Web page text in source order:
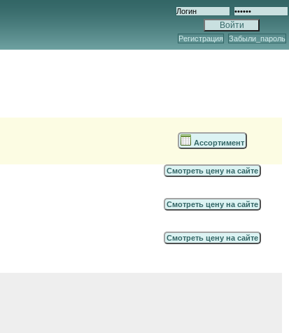
Регистрация Забыли_пароль
Ассортимент
Смотреть цену на сайте
Смотреть цену на сайте
Смотреть цену на сайте